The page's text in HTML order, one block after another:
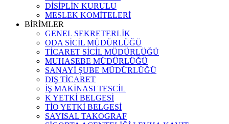
DİSİPLİN KURULU
MESLEK KOMİTELERİ
BİRİMLER
GENEL SEKRETERLİK
ODA SİCİL MÜDÜRLÜĞÜ
TİCARET SİCİL MÜDÜRLÜĞÜ
MUHASEBE MÜDÜRLÜĞÜ
SANAYİ ŞUBE MÜDÜRLÜĞÜ
DIŞ TİCARET
İŞ MAKİNASI TESCİL
K YETKİ BELGESİ
TİO YETKİ BELGESİ
SAYISAL TAKOGRAF